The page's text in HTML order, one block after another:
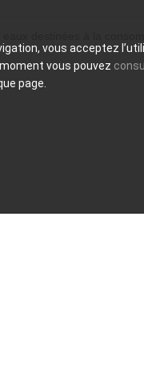
vous acceptez
vous pouvez
page.